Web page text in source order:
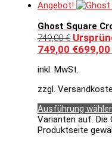
Angebot!
Ghost Square
749,00€
749,00 €699,00
inkl. MwSt.
zzgl.
Ausführung
Varianten auf. Die
Produktseite